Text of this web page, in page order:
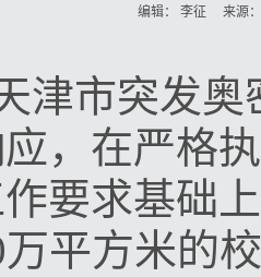
编辑： 李征 来源
津市突发
，在严格
要求基础
万平方米的